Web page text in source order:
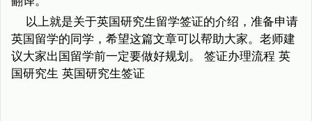
以上就是关于英国研究生留学签证的介绍，准备申请
英国留学的同学，希望这篇文章可以帮助大家。老师建
议大家出国留学前一定要做好规划。 签证办理流程 英
国研究生 英国研究生签证